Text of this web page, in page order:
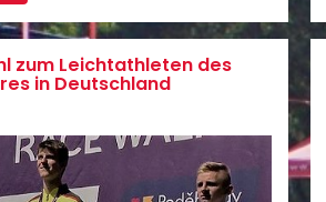
zum Leichtathleten des
in Deutschland